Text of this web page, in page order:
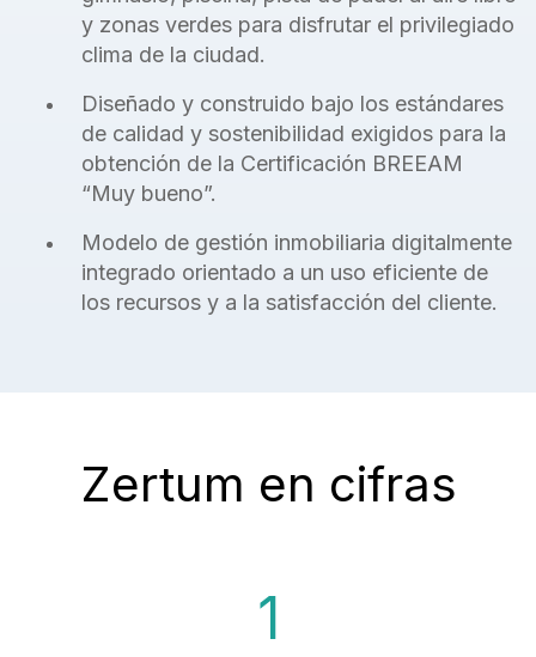
y zonas verdes para disfrutar el privilegiado
clima de la ciudad.
Diseñado y construido bajo los estándares
de calidad y sostenibilidad exigidos para la
obtención de la Certificación BREEAM
“Muy bueno”.
Modelo de gestión inmobiliaria digitalmente
integrado orientado a un uso eficiente de
los recursos y a la satisfacción del cliente.
Zertum en cifras
1